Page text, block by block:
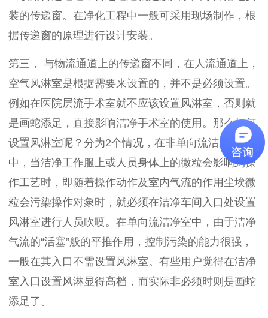
装的传递窗。在净化工程中一般可采用现场制作，根
据传递窗的原理进行设计安装。
第三， 与物流通道上的传递窗不同，在人流通道上，
空气风淋室是根据需要来设置的，并不是必须设置。
例如在医院层流手术室就不应该设置风淋室，否则就
是画蛇添足，直接影响洁净手术室的使用。那么如何
设置风淋室呢？分为2个情况，在非单向流洁净室
中，当洁净工作服上或人员身体上的微粒会影响到操
作工艺时，即随着操作动作及室内气流的作用尘埃微
粒会污染操作对象时，就必须在洁净车间入口处设置
风淋室进行人员吹喷。在单向流洁净室中，由于洁净
气流的“活塞”般的平推作用，控制污染的能力很强，
一般在其入口不需设置风淋室。有些用户觉得在洁净
室入口设置风淋显得高档，而实际非必须时则是画蛇
添足了。